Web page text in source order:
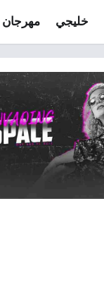
خليجي مهرجان